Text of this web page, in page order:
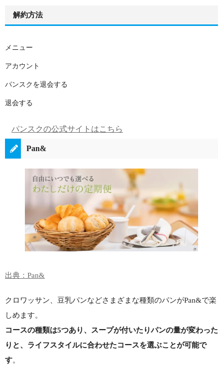
解約方法
メニュー
アカウント
パンスクを退会する
退会する
パンスクの公式サイトはこちら
Pan&
出典：Pan&
クロワッサン、豆乳パンなどさまざまな種類のパンがPan&で楽
しめます。
コースの種類は5つあり、スープが付いたりパンの量が変わった
りと、ライフスタイルに合わせたコースを選ぶことが可能で
す。